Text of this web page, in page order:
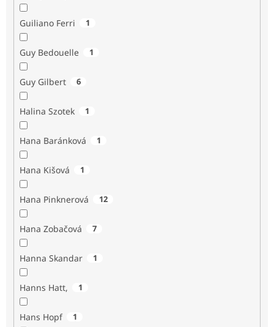
Guiliano Ferri 1
Guy Bedouelle 1
Guy Gilbert 6
Halina Szotek 1
Hana Baránková 1
Hana Kišová 1
Hana Pinknerová 12
Hana Zobačová 7
Hanna Skandar 1
Hanns Hatt, 1
Hans Hopf 1